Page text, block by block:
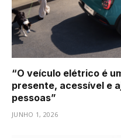
“O veículo elétrico é
presente, acessível e
pessoas”
JUNHO 1, 2026